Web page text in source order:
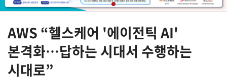
AWS “헬스케어 '에이전틱 AI'
본격화…답하는 시대서 수행하는
시대로”